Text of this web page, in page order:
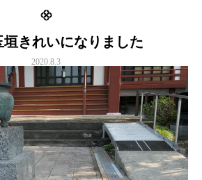
垣きれいになりました
2020.8.3